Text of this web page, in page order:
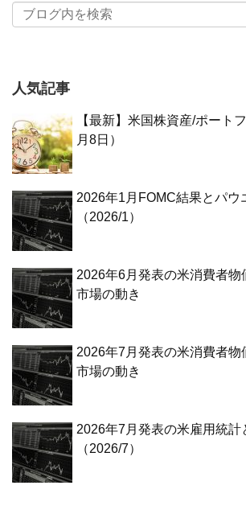
人気記事
【最新】米国株資産/ポート
月8日）
2026年1月FOMC結果とパウ
（2026/1）
2026年6月発表の米消費者物
市場の動き
2026年7月発表の米消費者物
市場の動き
2026年7月発表の米雇用統計
（2026/7）